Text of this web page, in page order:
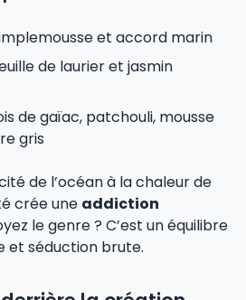
et accord marin
de laurier et jasmin
de gaïac, patchouli, mousse
gris
de l’océan à la chaleur de
crée une addiction
le genre ? C’est un équilibre
et séduction brute.